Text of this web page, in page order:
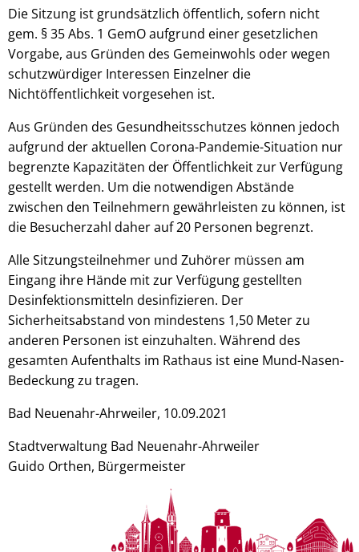
Die Sitzung ist grundsätzlich öffentlich, sofern nicht
gem. § 35 Abs. 1 GemO aufgrund einer gesetzlichen
Vorgabe, aus Gründen des Gemeinwohls oder wegen
schutzwürdiger Interessen Einzelner die
Nichtöffentlichkeit vorgesehen ist.
Aus Gründen des Gesundheitsschutzes können jedoch
aufgrund der aktuellen Corona-Pandemie-Situation nur
begrenzte Kapazitäten der Öffentlichkeit zur Verfügung
gestellt werden. Um die notwendigen Abstände
zwischen den Teilnehmern gewährleisten zu können, ist
die Besucherzahl daher auf 20 Personen begrenzt.
Alle Sitzungsteilnehmer und Zuhörer müssen am
Eingang ihre Hände mit zur Verfügung gestellten
Desinfektionsmitteln desinfizieren. Der
Sicherheitsabstand von mindestens 1,50 Meter zu
anderen Personen ist einzuhalten. Während des
gesamten Aufenthalts im Rathaus ist eine Mund-Nasen-
Bedeckung zu tragen.
Bad Neuenahr-Ahrweiler, 10.09.2021
Stadtverwaltung Bad Neuenahr-Ahrweiler
Guido Orthen, Bürgermeister